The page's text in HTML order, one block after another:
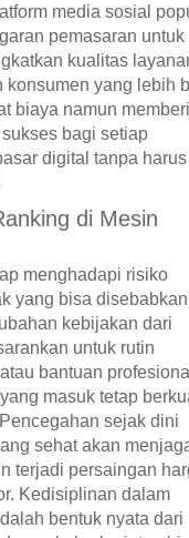
media sosial
pemasaran untuk
kualitas
konsumen yang lebih
biaya namun
bagi setiap
digital tanpa harus
di Mesin
menghadapi risiko
yang bisa
kebijakan dari
untuk rutin
bantuan
masuk tetap
sejak dini
sehat akan
terjadi persaingan
Kedisiplinan dalam
bentuk nyata dari